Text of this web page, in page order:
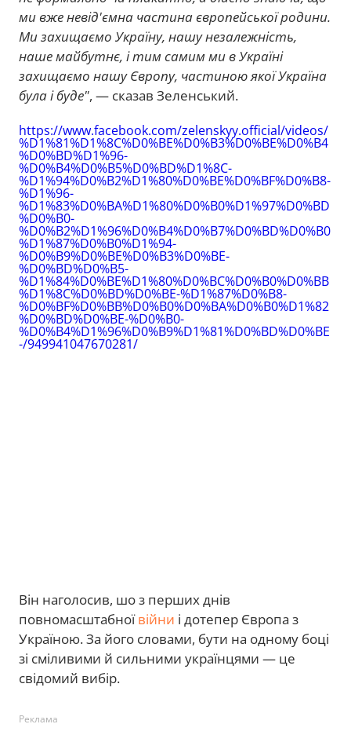
ми вже невід'ємна частина європейської родини.
Ми захищаємо Україну, нашу незалежність,
наше майбутнє, і тим самим ми в Україні
захищаємо нашу Європу, частиною якої Україна
була і буде", — сказав Зеленський.
https://www.facebook.com/zelenskyy.official/videos/
%D1%81%D1%8C%D0%BE%D0%B3%D0%BE%D0%B4
%D0%BD%D1%96-
%D0%B4%D0%B5%D0%BD%D1%8C-
%D1%94%D0%B2%D1%80%D0%BE%D0%BF%D0%B8-
%D1%96-
%D1%83%D0%BA%D1%80%D0%B0%D1%97%D0%BD
%D0%B0-
%D0%B2%D1%96%D0%B4%D0%B7%D0%BD%D0%B0
%D1%87%D0%B0%D1%94-
%D0%B9%D0%BE%D0%B3%D0%BE-
%D0%BD%D0%B5-
%D1%84%D0%BE%D1%80%D0%BC%D0%B0%D0%BB
%D1%8C%D0%BD%D0%BE-%D1%87%D0%B8-
%D0%BF%D0%BB%D0%B0%D0%BA%D0%B0%D1%82
%D0%BD%D0%BE-%D0%B0-
%D0%B4%D1%96%D0%B9%D1%81%D0%BD%D0%BE
-/949941047670281/
Він наголосив, шо з перших днів
повномасштабноївійни і дотепер Європа з
Україною. За його словами, бути на одному боці
зі сміливими й сильними українцями — це
свідомий вибір.
Реклама